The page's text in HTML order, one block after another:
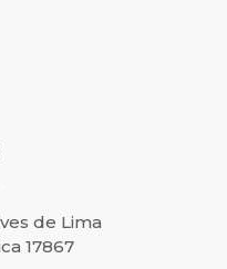
de Lima
17867